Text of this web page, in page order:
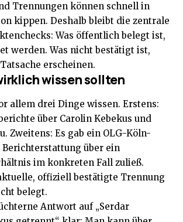
Trennungen können schnell in
kippen. Deshalb bleibt die zentrale
Was öffentlich belegt ist,
werden. Was nicht bestätigt ist,
erscheinen.
wissen sollten
allem drei Dinge wissen. Erstens:
über Carolin Kebekus und
Zweitens: Es gab ein OLG-Köln-
Berichterstattung über ein
im konkreten Fall zuließ.
offiziell bestätigte Trennung
belegt.
Antwort auf „Serdar